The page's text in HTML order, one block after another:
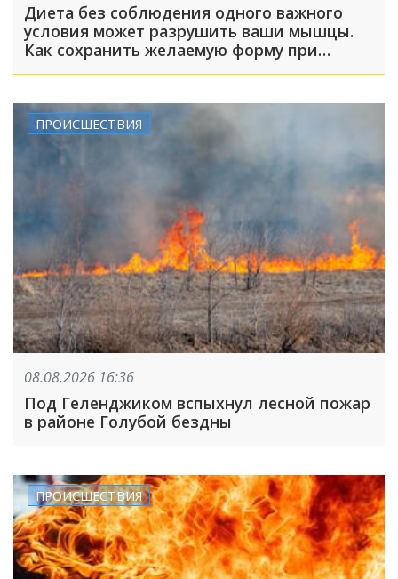
Диета без соблюдения одного важного
условия может разрушить ваши мышцы.
Как сохранить желаемую форму при
ПРОИСШЕСТВИЯ
08.08.2026 16:36
Под Геленджиком вспыхнул лесной пожар
в районе Голубой бездны
ПРОИСШЕСТВИЯ